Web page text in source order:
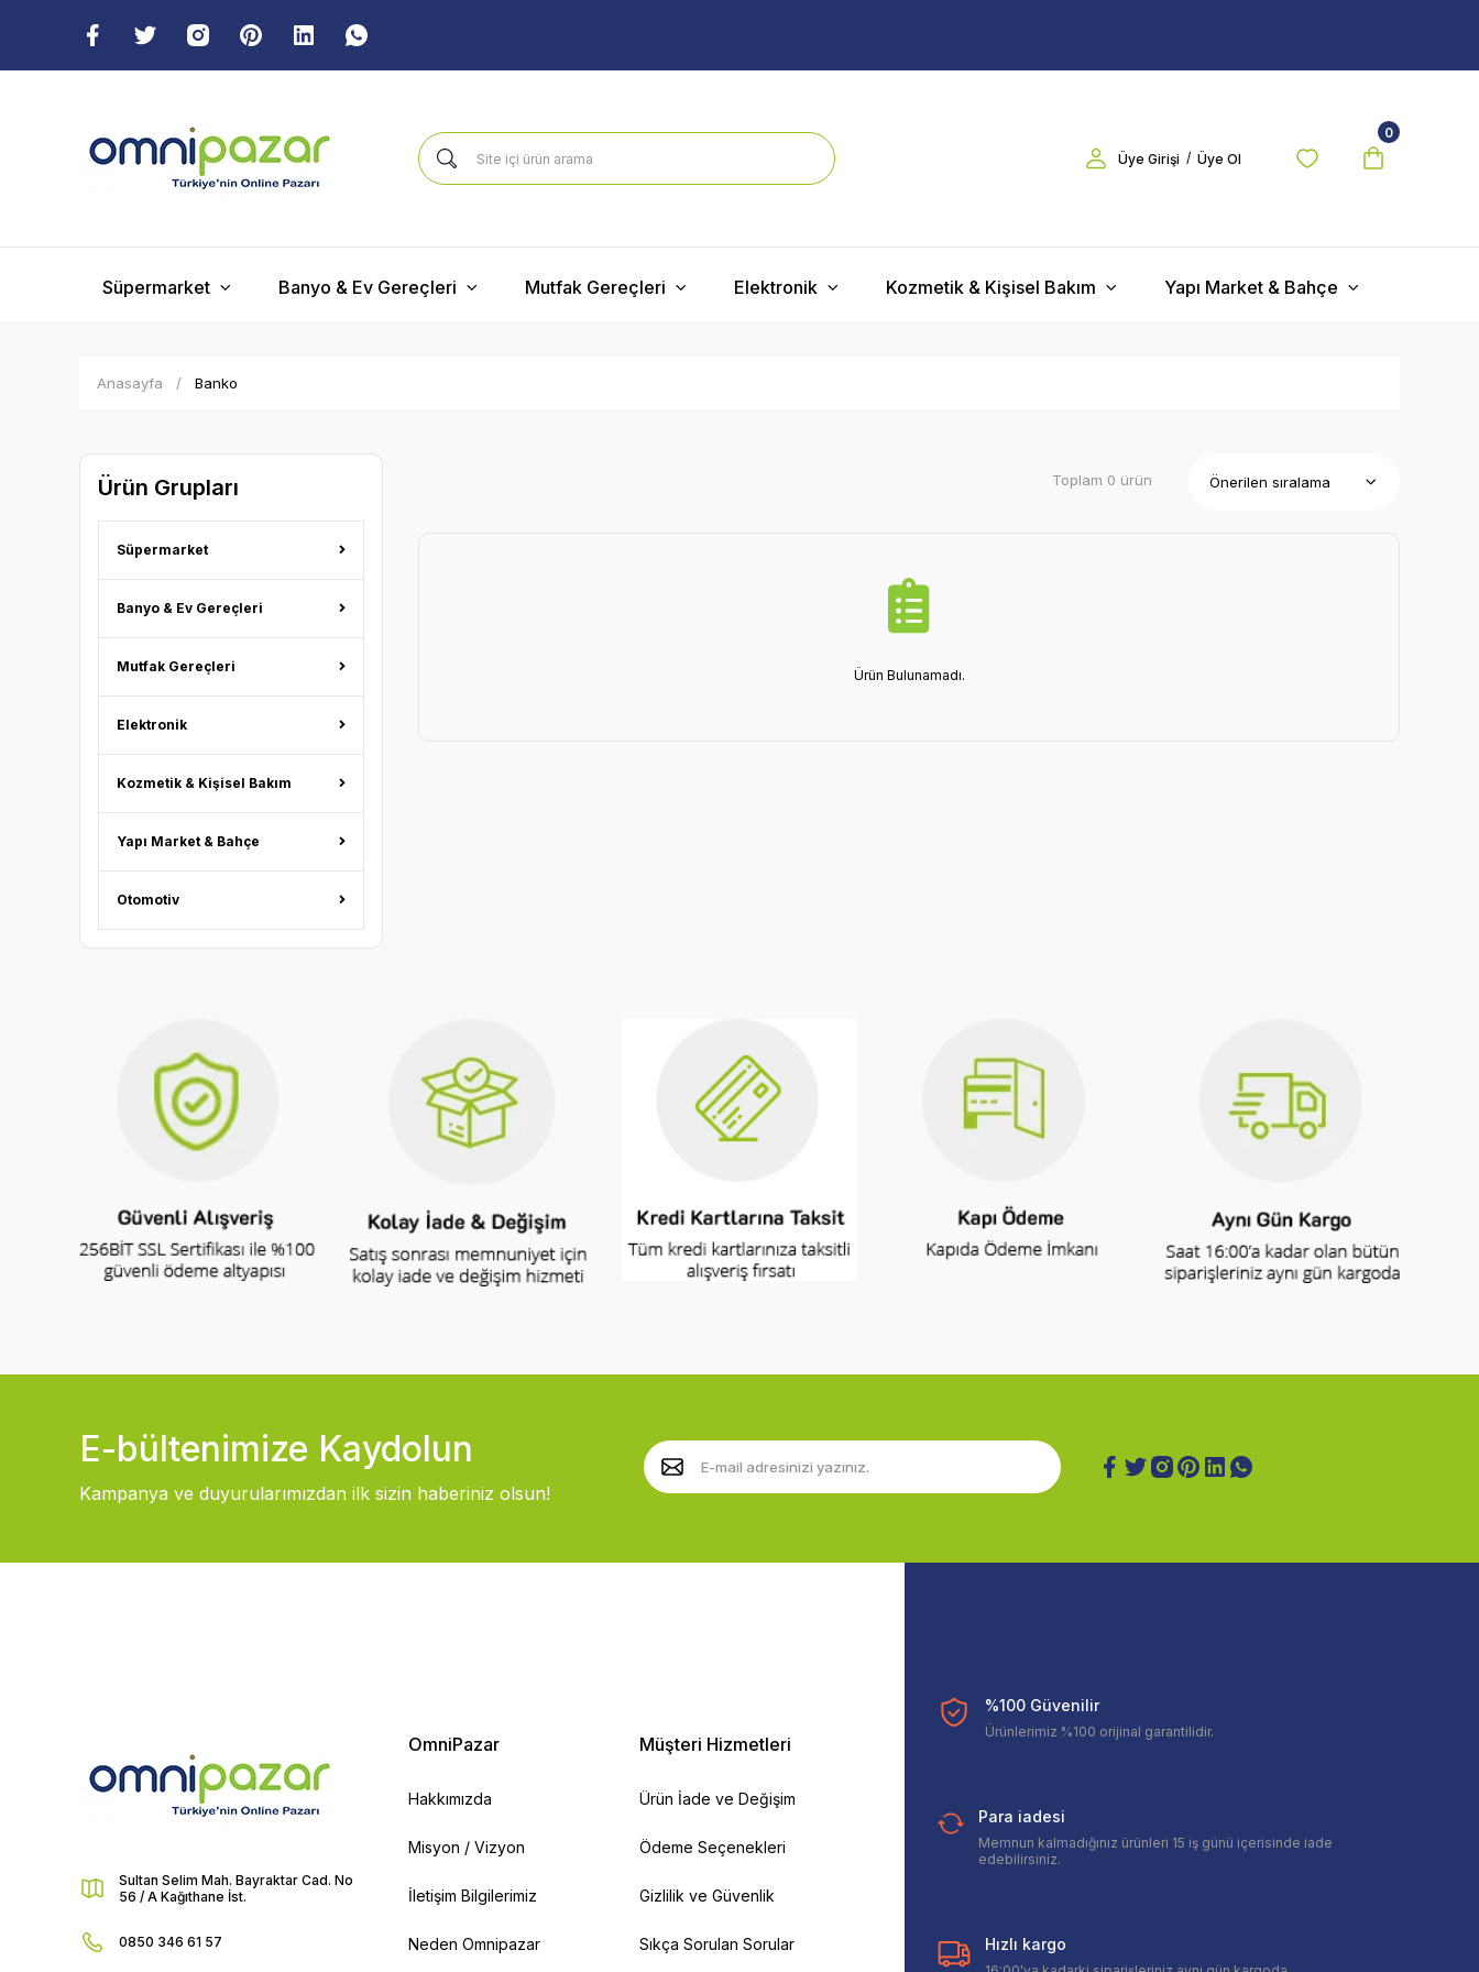
Üye Girişi / Üye Ol
0
Süpermarket Banyo & Ev Gereçleri Mutfak Gereçleri Elektronik Kozmetik & Kişisel Bakım Yapı Market & Bahçe
Anasayfa Banko
Ürün Grupları
Süpermarket
Banyo & Ev Gereçleri
Mutfak Gereçleri
Elektronik
Kozmetik & Kişisel Bakım
Yapı Market & Bahçe
Otomotiv
Toplam 0 ürün
Ürün Bulunamadı.
E-bültenimize Kaydolun
Kampanya ve duyurularımızdan ilk sizin haberiniz olsun!
Sultan Selim Mah. Bayraktar Cad. No
56 / A Kağıthane İst.
0850 346 61 57
OmniPazar
Hakkımızda
Misyon / Vizyon
İletişim Bilgilerimiz
Neden Omnipazar
Müşteri Hizmetleri
Ürün İade ve Değişim
Ödeme Seçenekleri
Gizlilik ve Güvenlik
Sıkça Sorulan Sorular
%100 Güvenilir
Ürünlerimiz %100 orijinal garantilidir.
Para iadesi
Memnun kalmadığınız ürünleri 15 iş günü içerisinde iade
edebilirsiniz.
Hızlı kargo